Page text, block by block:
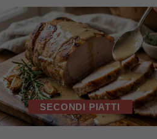
SECONDI PIATTI